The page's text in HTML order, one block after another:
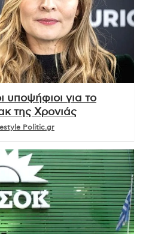
υποψήφιοι για το
της Χρονιάς
Politic.gr